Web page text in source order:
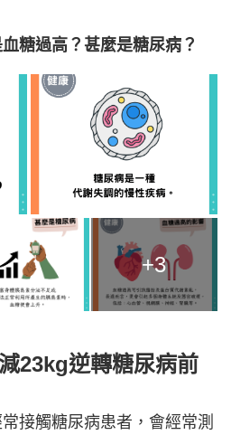
糖過高？甚麼是糖尿病？
+3
23kg逆轉糖尿病前
接觸糖尿病患者，會經常測